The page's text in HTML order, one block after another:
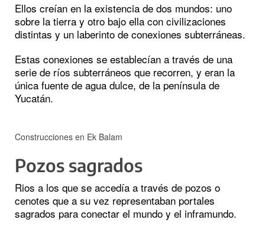
Ellos creían en la existencia de dos mundos: uno
sobre la tierra y otro bajo ella con civilizaciones
distintas y un laberinto de conexiones subterráneas.
Estas conexiones se establecían a través de una
serie de ríos subterráneos que recorren, y eran la
única fuente de agua dulce, de la península de
Yucatán.
Construcciones en Ek Balam
Pozos sagrados
Rios a los que se accedía a través de pozos o
cenotes que a su vez representaban portales
sagrados para conectar el mundo y el inframundo.